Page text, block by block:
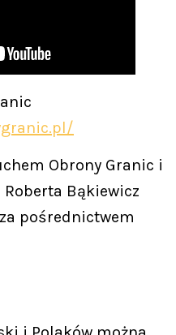
Obrony Granic i
Bąkiewicz
pośrednictwem